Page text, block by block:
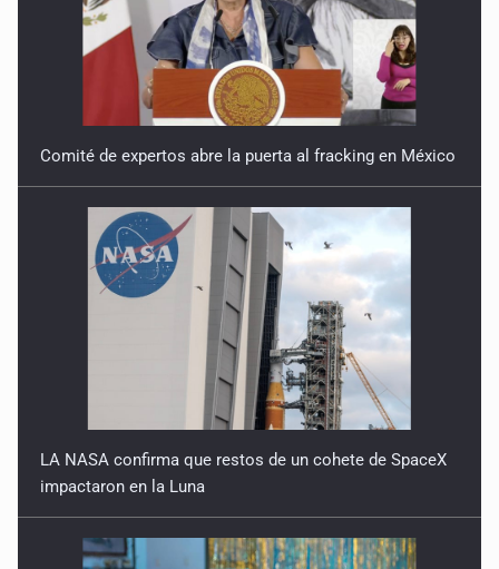
Comité de expertos abre la puerta al fracking en México
LA NASA confirma que restos de un cohete de SpaceX
impactaron en la Luna